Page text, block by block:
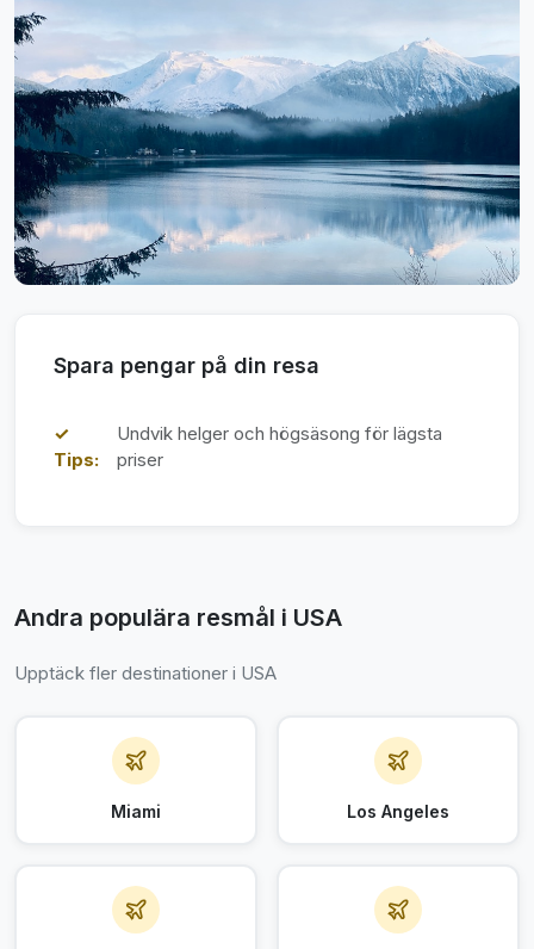
Spara pengar på din resa
✓
Tips:
Undvik helger och högsäsong för lägsta
priser
Andra populära resmål i USA
Upptäck fler destinationer i USA
Miami Los Angeles